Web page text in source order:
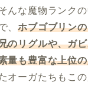
んな魔物ランク
、ホブゴブリン
のリグルや、ガ
量も豊富な上位
オーガたちもこ